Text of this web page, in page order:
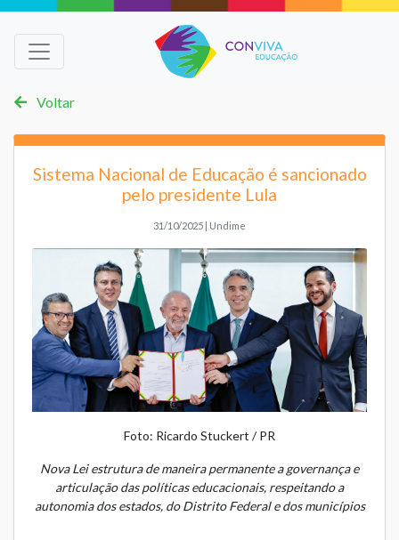
Voltar
Sistema Nacional de Educação é sancionado
pelo presidente Lula
31/10/2025 | Undime
Foto: Ricardo Stuckert / PR
Nova Lei estrutura de maneira permanente a governança e
articulação das políticas educacionais, respeitando a
autonomia dos estados, do Distrito Federal e dos municípios